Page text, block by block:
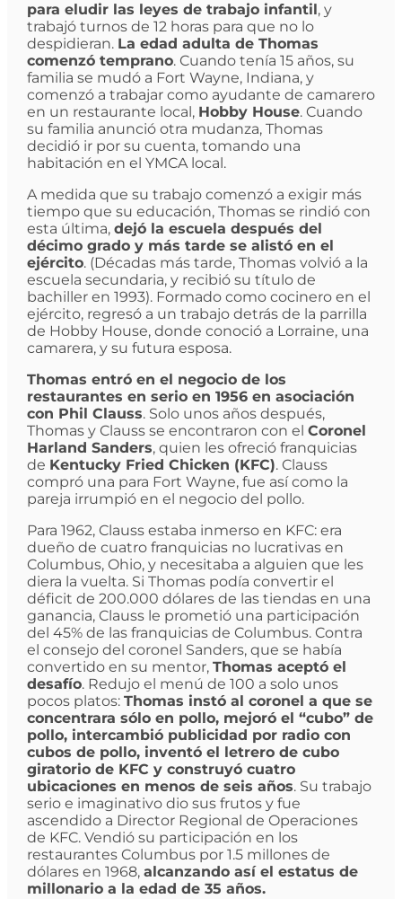
para eludir las leyes de trabajo infantil , y
trabajó turnos de 12 horas para que no lo
despidieran. La edad adulta de Thomas
comenzó temprano. Cuando tenía 15 años, su
familia se mudó a Fort Wayne, Indiana, y
comenzó a trabajar como ayudante de camarero
en un restaurante local, Hobby House. Cuando
su familia anunció otra mudanza, Thomas
decidió ir por su cuenta, tomando una
habitación en el YMCA local.
A medida que su trabajo comenzó a exigir más
tiempo que su educación, Thomas se rindió con
esta última, dejó la escuela después del
décimo grado y más tarde se alistó en el
ejército. (Décadas más tarde, Thomas volvió a la
escuela secundaria, y recibió su título de
bachiller en 1993). Formado como cocinero en el
ejército, regresó a un trabajo detrás de la parrilla
de Hobby House, donde conoció a Lorraine, una
camarera, y su futura esposa.
Thomas entró en el negocio de los
restaurantes en serio en 1956 en asociación
con Phil Clauss. Solo unos años después,
Thomas y Clauss se encontraron con el Coronel
Harland Sanders, quien les ofreció franquicias
de Kentucky Fried Chicken (KFC). Clauss
compró una para Fort Wayne, fue así como la
pareja irrumpió en el negocio del pollo.
Para 1962, Clauss estaba inmerso en KFC: era
dueño de cuatro franquicias no lucrativas en
Columbus, Ohio, y necesitaba a alguien que les
diera la vuelta. Si Thomas podía convertir el
déficit de 200.000 dólares de las tiendas en una
ganancia, Clauss le prometió una participación
del 45% de las franquicias de Columbus. Contra
el consejo del coronel Sanders, que se había
convertido en su mentor, Thomas aceptó el
desafío. Redujo el menú de 100 a solo unos
pocos platos: Thomas instó al coronel a que se
concentrara sólo en pollo, mejoró el “cubo” de
pollo, intercambió publicidad por radio con
cubos de pollo, inventó el letrero de cubo
giratorio de KFC y construyó cuatro
ubicaciones en menos de seis años. Su trabajo
serio e imaginativo dio sus frutos y fue
ascendido a Director Regional de Operaciones
de KFC. Vendió su participación en los
restaurantes Columbus por 1.5 millones de
dólares en 1968, alcanzando así el estatus de
millonario a la edad de 35 años.